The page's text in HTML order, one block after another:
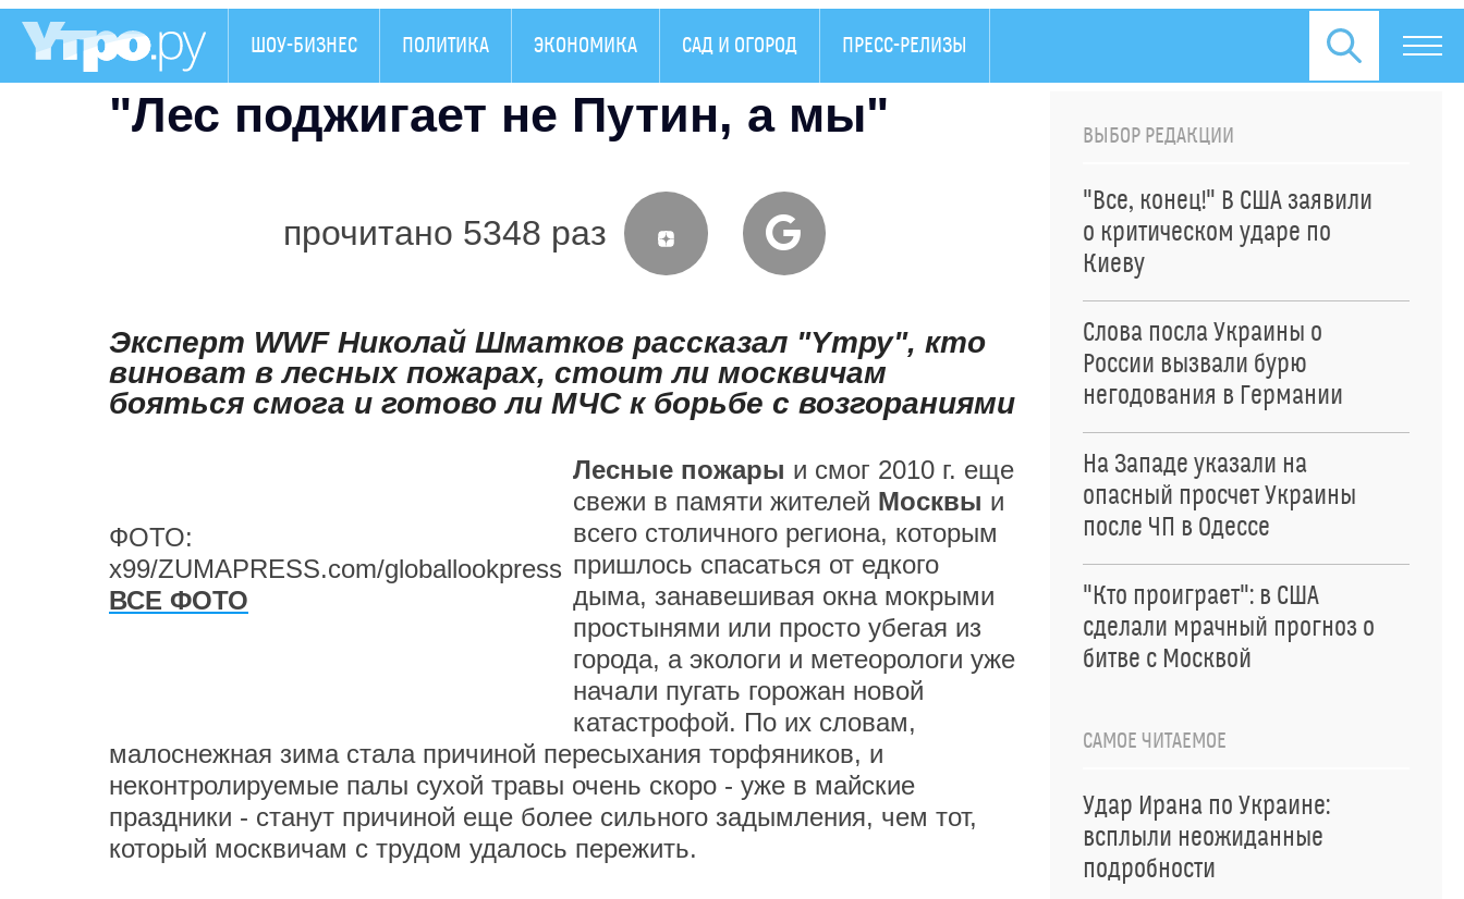
ШОУ-БИЗНЕС ПОЛИТИКА ЭКОНОМИКА САД И ОГОРОД ПРЕСС-РЕЛИЗЫ
"Лес поджигает не Путин, а мы"
прочитано 5348 раз
Эксперт WWF Николай Шматков рассказал "Yтру", кто
виноват в лесных пожарах, стоит ли москвичам
бояться смога и готово ли МЧС к борьбе с возгораниями
ФОТО:
x99/ZUMAPRESS.com/globallookpress
ВСЕ ФОТО
Лесные пожары и смог 2010 г. еще
свежи в памяти жителей Москвы и
всего столичного региона, которым
пришлось спасаться от едкого
дыма, занавешивая окна мокрыми
простынями или просто убегая из
города, а экологи и метеорологи уже
начали пугать горожан новой
катастрофой. По их словам,
малоснежная зима стала причиной пересыхания торфяников, и
неконтролируемые палы сухой травы очень скоро - уже в майские
праздники - станут причиной еще более сильного задымления, чем тот,
который москвичам с трудом удалось пережить.
ВЫБОР РЕДАКЦИИ
"Все, конец!" В США заявили
о критическом ударе по
Киеву
Слова посла Украины о
России вызвали бурю
негодования в Германии
На Западе указали на
опасный просчет Украины
после ЧП в Одессе
"Кто проиграет": в США
сделали мрачный прогноз о
битве с Москвой
САМОЕ ЧИТАЕМОЕ
Удар Ирана по Украине:
всплыли неожиданные
подробности